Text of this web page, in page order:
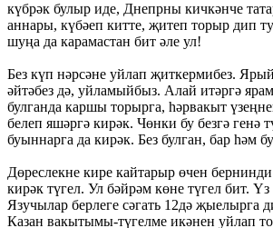
күбрәк булыр иде, Днепрны кичкәнче
аннары, күбәеп китте, җитеп торыр дип
шуңа да карамастан бит әле ул!
Без күп нәрсәне уйлап җиткермибез.
әйтәбез дә, уйламыйбыз. Алай итәргә
булганда каршы торырга, һәрвакыт
белеп яшәргә кирәк. Чөнки бу безгә генә
буыннарга да кирәк. Без булган, бар һәм
Дөреслекне кире кайтарыр өчен бернинди
кирәк түгел. Ул бәйрәм көне түгел бит.
Язучылар берлеге сәгать 12дә җыелырга
Казан вакытымы-түгелме икәнен уйлап